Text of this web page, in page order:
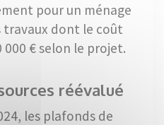
pour un ménage
travaux dont le coût
€ selon le projet.
réévalué
les plafonds de